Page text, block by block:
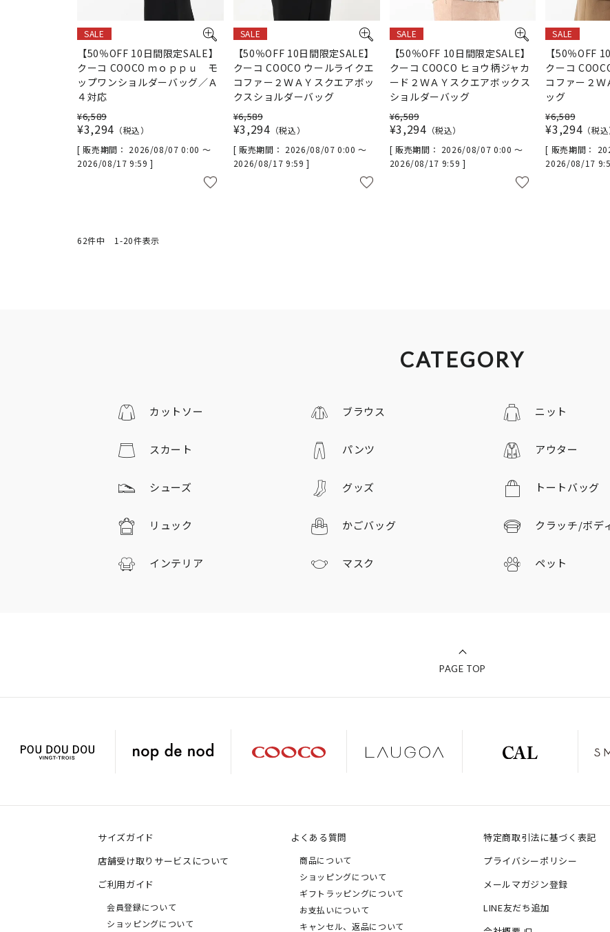
SALE
【50％OFF 10日間限定SALE】
クーコ COOCO ｍｏｐｐｕ モ
ップワンショルダーバッグ／Ａ
４対応
¥6,589
¥3,294
税込
販売期間
2026/08/07 0:00 〜
2026/08/17 9:59
SALE
【50％OFF 10日間限定SALE】
クーコ COOCO ウールライクエ
コファー２ＷＡＹスクエアボッ
クスショルダーバッグ
¥6,589
¥3,294
税込
販売期間
2026/08/07 0:00〜
2026/08/17 9:59
SALE
【50％OFF 10日間限定SALE】
クーコ COOCO ヒョウ柄ジャカ
ード２ＷＡＹスクエアボックス
ショルダーバッグ
¥6,589
¥3,294
税込
販売期間
2026/08/07 0:00〜
2026/08/17 9:59
SALE
【50％OFF
クーコ
コファー２Ｗ
ッグ
¥6,589
¥3,294
税込
販売期間
2026/08/17
62件中 1 -20件表示
CATEGORY
カットソー ブラウス ニット
スカート パンツ アウター
シューズ グッズ トートバッグ
リュック かごバッグ クラッチ/ボデ
インテリア マスク ペット
PAGE TOP
サイズガイド
店舗受け取りサービスについて
ご利用ガイド
会員登録について
ショッピングについて
よくある質問
商品について
ショッピングについて
ギフトラッピングについて
お支払いについて
キャンセル、返品について
特定商取引法に基づく表記
プライバシーポリシー
メールマガジン登録
LINE友だち追加